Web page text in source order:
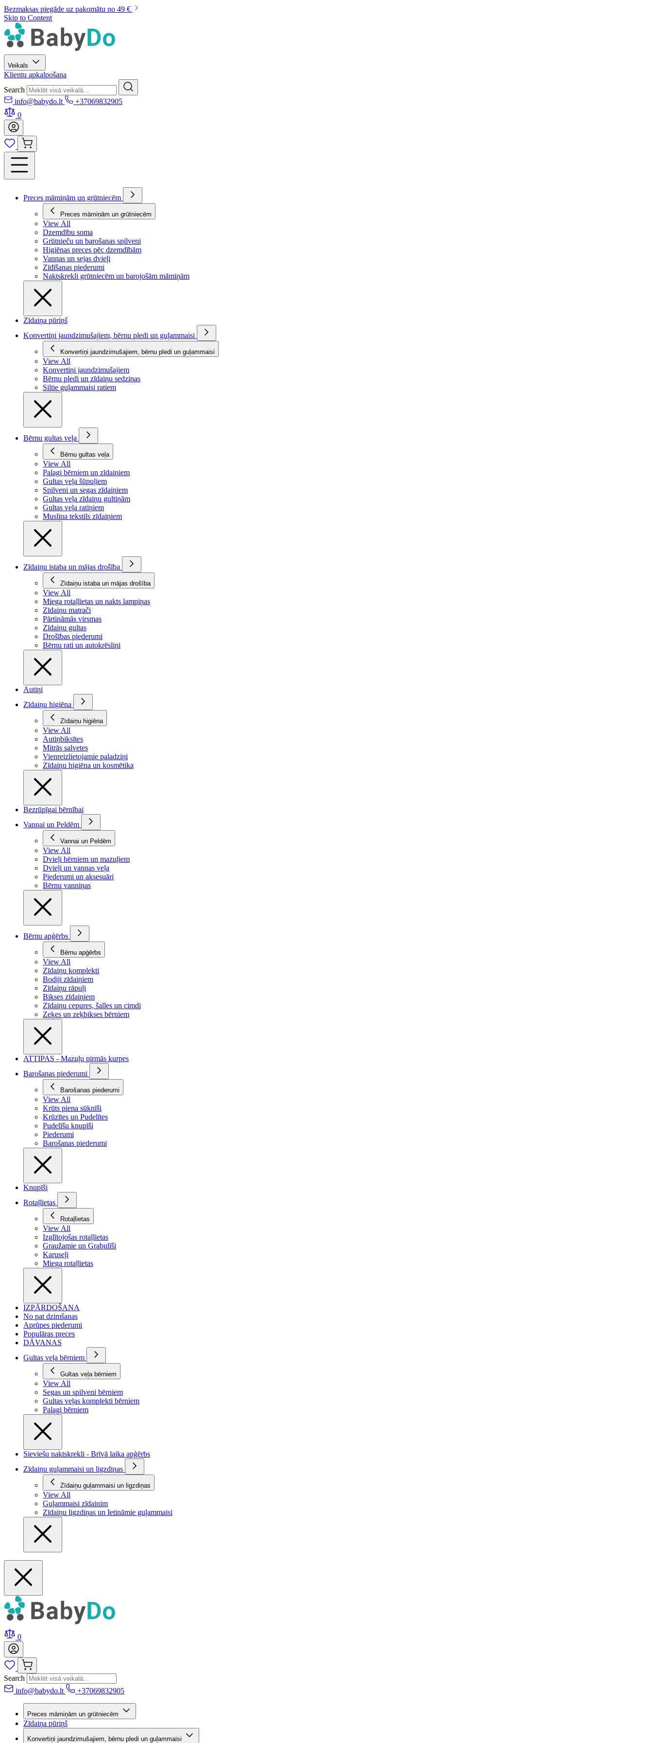
Bezmaksas piegāde uz pakomātu no 49 €
Skip to Content
Veikals
Klientu apkalpošana
Search
info@babydo.lt
+37069832905
0
Preces māmiņām un grūtniecēm
Preces māmiņām un grūtniecēm
View All
Dzemdību soma
Grūtnieču un barošanas spilveni
Higiēnas preces pēc dzemdībām
Vannas un sejas dvieļi
Zīdīšanas piederumi
Naktskrekli grūtniecēm un barojošām māmiņām
Zīdaiņa pūriņš
Konvertiņi jaundzimušajiem, bērnu pledi un guļammaisi
Konvertiņi jaundzimušajiem, bērnu pledi un guļammaisi
View All
Konvertiņi jaundzimušajiem
Bērnu pledi un zīdaiņu sedziņas
Siltie guļammaisi ratiem
Bērnu gultas veļa
Bērnu gultas veļa
View All
Palagi bērniem un zīdaiņiem
Gultas veļa šūpuļiem
Spilveni un segas zīdaiņiem
Gultas veļa zīdaiņu gultiņām
Gultas veļa ratiņiem
Muslina tekstils zīdaiņiem
Zīdaiņu istaba un mājas drošība
Zīdaiņu istaba un mājas drošība
View All
Miega rotaļlietas un nakts lampiņas
Zīdaiņu matrači
Pārtināmās virsmas
Zīdaiņu gultas
Drošības piederumi
Bērnu rati un autokrēsliņi
Autiņi
Zīdaiņu higiēna
Zīdaiņu higiēna
View All
Autiņbiksītes
Mitrās salvetes
Vienreizlietojamie paladziņi
Zīdaiņu higiēna un kosmētika
Bezrūpīgai bērnībai
Vannai un Peldēm
Vannai un Peldēm
View All
Dvieļi bērniem un mazuļiem
Dvieļi un vannas veļa
Piederumi un aksesuāri
Bērnu vanniņas
Bērnu apģērbs
Bērnu apģērbs
View All
Zīdaiņu komplekti
Bodiji zīdaiņiem
Zīdaiņu rāpuļi
Bikses zīdaiņiem
Zīdaiņu cepures, šalles un cimdi
Zeķes un zeķbikses bērniem
ATTIPAS - Mazuļu pirmās kurpes
Barošanas piederumi
Barošanas piederumi
View All
Krūts piena sūknīši
Krūzītes un Pudelītes
Pudelīšu knupīši
Piederumi
Barošanas piederumi
Knupīši
Rotaļlietas
Rotaļlietas
View All
Izglītojošas rotaļlietas
Graužamie un Grabulīši
Karuseļi
Miega rotaļlietas
IZPĀRDOŠANA
No pat dzimšanas
Aprūpes piederumi
Populāras preces
DĀVANAS
Gultas veļa bērniem
Gultas veļa bērniem
View All
Segas un spilveni bērniem
Gultas veļas komplekti bērniem
Palagi bērniem
Sieviešu naktskrekli - Brīvā laika apģērbs
Zīdaiņu guļammaisi un ligzdiņas
Zīdaiņu guļammaisi un ligzdiņas
View All
Guļammaisi zīdainim
Zīdaiņu ligzdiņas un Ietināmie guļammaisi
0
Search
info@babydo.lt
+37069832905
Preces māmiņām un grūtniecēm
Zīdaiņa pūriņš
Konvertiņi jaundzimušajiem, bērnu pledi un guļammaisi